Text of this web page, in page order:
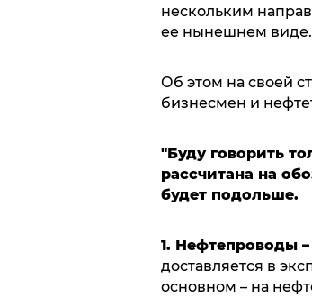
нескольким
ее нынешнем виде.
Об этом на своей
бизнесмен и
"Буду говорить
рассчитана на
будет подольше.
1. Нефтепроводы
доставляется в
основном – на